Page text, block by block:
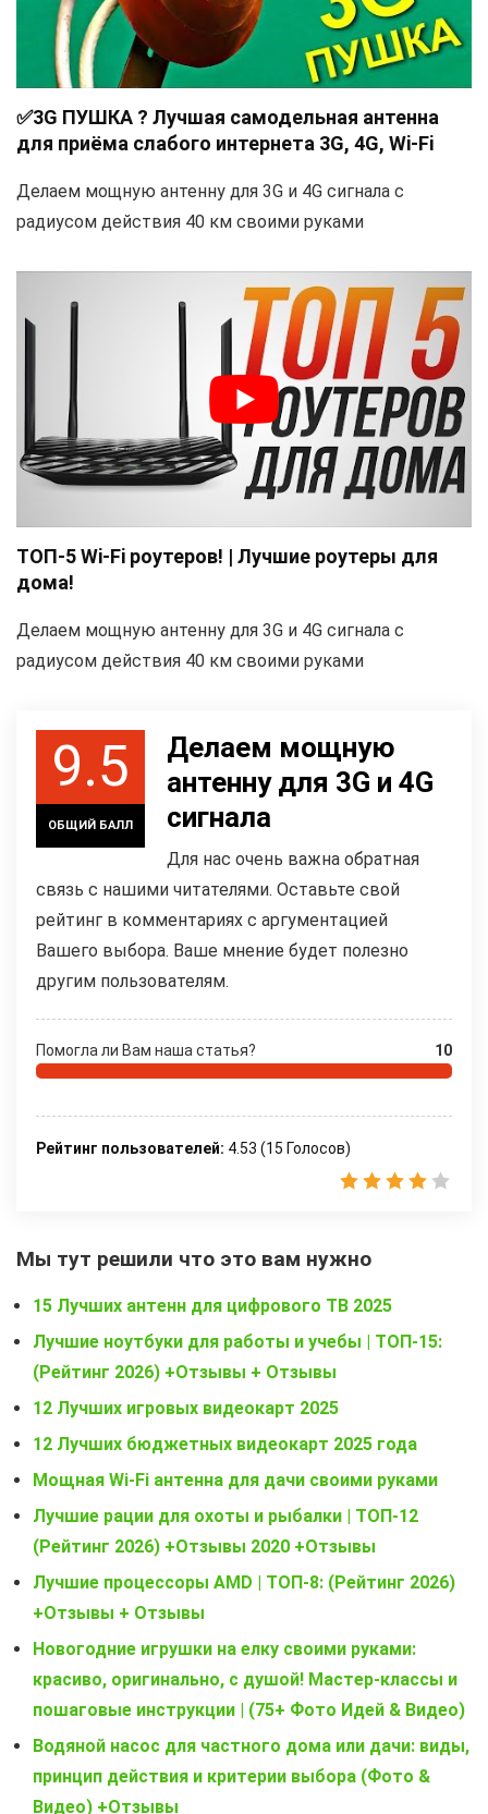
✅3G ПУШКА ? Лучшая самодельная антенна
для приёма слабого интернета 3G, 4G, Wi-Fi
Делаем мощную антенну для 3G и 4G сигнала с
радиусом действия 40 км своими руками
ТОП-5 Wi-Fi роутеров! | Лучшие роутеры для
дома!
Делаем мощную антенну для 3G и 4G сигнала с
радиусом действия 40 км своими руками
9.5
ОБЩИЙ БАЛЛ
Делаем мощную
антенну для 3G и 4G
сигнала
Для нас очень важна обратная
связь с нашими читателями. Оставьте свой
рейтинг в комментариях с аргументацией
Вашего выбора. Ваше мнение будет полезно
другим пользователям.
Помогла ли Вам наша статья? 10
Рейтинг пользователей: 4.53 (15 Голосов)
Мы тут решили что это вам нужно
15 Лучших антенн для цифрового ТВ 2025
Лучшие ноутбуки для работы и учебы | ТОП-15:
(Рейтинг 2026) +Отзывы + Отзывы
12 Лучших игровых видеокарт 2025
12 Лучших бюджетных видеокарт 2025 года
Мощная Wi-Fi антенна для дачи своими руками
Лучшие рации для охоты и рыбалки | ТОП-12
(Рейтинг 2026) +Отзывы 2020 +Отзывы
Лучшие процессоры AMD | ТОП-8: (Рейтинг 2026)
+Отзывы + Отзывы
Новогодние игрушки на елку своими руками:
красиво, оригинально, с душой! Мастер-классы и
пошаговые инструкции | (75+ Фото Идей & Видео)
Водяной насос для частного дома или дачи: виды,
принцип действия и критерии выбора (Фото &
Видео) +Отзывы